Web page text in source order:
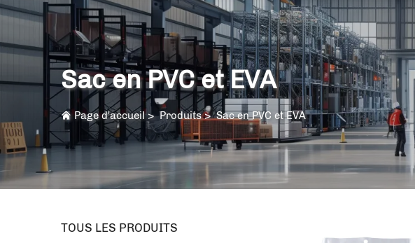
Sac en PVC et EVA
Page d'accueil>Produits>Sac en PVC et EVA
TOUS LES PRODUITS